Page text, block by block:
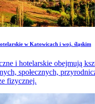
w Katowicach i woj. śląskim
i hotelarskie obejmują
społecznych,
fizycznej.